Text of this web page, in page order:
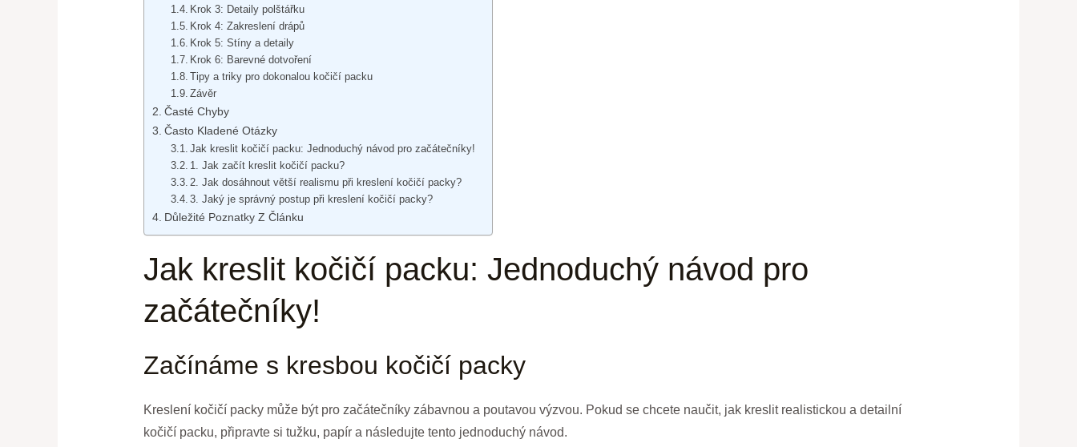
Krok 3: Detaily polštářku
Krok 4: Zakreslení drápů
Krok 5: Stíny a detaily
Krok 6: Barevné dotvoření
Tipy a triky pro dokonalou kočičí packu
Závěr
Časté Chyby
Často Kladené Otázky
Jak kreslit kočičí packu: Jednoduchý návod pro začátečníky!
1. Jak začít kreslit kočičí packu?
2. Jak dosáhnout větší realismu při kreslení kočičí packy?
3. Jaký je správný postup při kreslení kočičí packy?
Důležité Poznatky Z Článku
Jak kreslit kočičí packu: Jednoduchý návod pro
začátečníky!
Začínáme s kresbou kočičí packy
Kreslení kočičí packy může být pro začátečníky zábavnou a poutavou výzvou. Pokud se chcete naučit, jak kreslit realistickou a detailní
kočičí packu, připravte si tužku, papír a následujte tento jednoduchý návod.